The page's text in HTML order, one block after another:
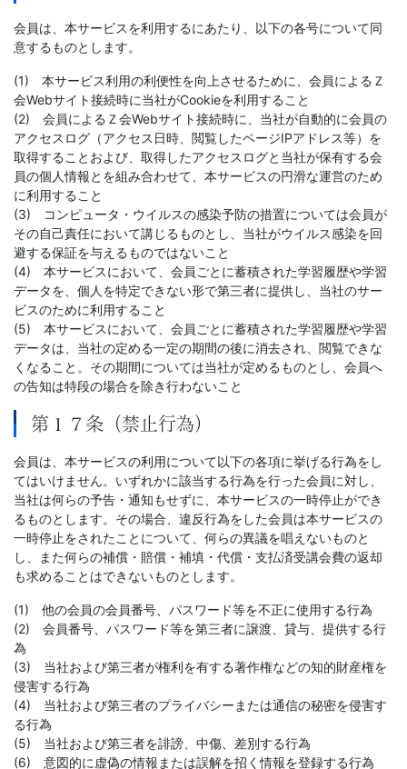
会員は、本サービスを利用するにあたり、以下の各号について同
意するものとします。
(1) 本サービス利用の利便性を向上させるために、会員によるＺ
会Webサイト接続時に当社がCookieを利用すること
(2) 会員によるＺ会Webサイト接続時に、当社が自動的に会員の
アクセスログ（アクセス日時、閲覧したページIPアドレス等）を
取得することおよび、取得したアクセスログと当社が保有する会
員の個人情報とを組み合わせて、本サービスの円滑な運営のため
に利用すること
(3) コンピュータ・ウイルスの感染予防の措置については会員が
その自己責任において講じるものとし、当社がウイルス感染を回
避する保証を与えるものではないこと
(4) 本サービスにおいて、会員ごとに蓄積された学習履歴や学習
データを、個人を特定できない形で第三者に提供し、当社のサー
ビスのために利用すること
(5) 本サービスにおいて、会員ごとに蓄積された学習履歴や学習
データは、当社の定める一定の期間の後に消去され、閲覧できな
くなること。その期間については当社が定めるものとし、会員へ
の告知は特段の場合を除き行わないこと
第１７条（禁止行為）
会員は、本サービスの利用について以下の各項に挙げる行為をし
てはいけません。いずれかに該当する行為を行った会員に対し、
当社は何らの予告・通知もせずに、本サービスの一時停止ができ
るものとします。その場合、違反行為をした会員は本サービスの
一時停止をされたことについて、何らの異議を唱えないものと
し、また何らの補償・賠償・補填・代償・支払済受講会費の返却
も求めることはできないものとします。
(1) 他の会員の会員番号、パスワード等を不正に使用する行為
(2) 会員番号、パスワード等を第三者に譲渡、貸与、提供する行
為
(3) 当社および第三者が権利を有する著作権などの知的財産権を
侵害する行為
(4) 当社および第三者のプライバシーまたは通信の秘密を侵害す
る行為
(5) 当社および第三者を誹謗、中傷、差別する行為
(6) 意図的に虚偽の情報または誤解を招く情報を登録する行為